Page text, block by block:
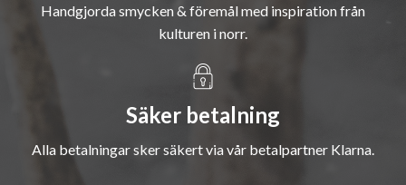
Handgjorda smycken & föremål med inspiration från
kulturen i norr.
Säker betalning
Alla betalningar sker säkert via vår betalpartner Klarna.